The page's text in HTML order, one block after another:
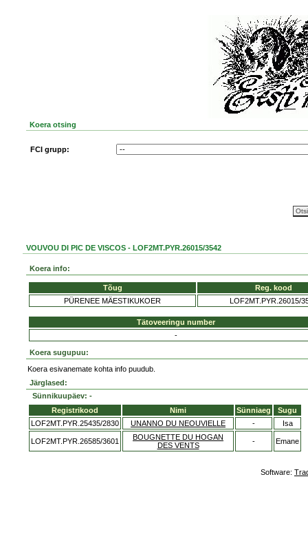
Koera otsing
FCI grupp:
VOUVOU DI PIC DE VISCOS - LOF2MT.PYR.26015/3542
Koera info:
Tõug
Reg. kood
PÜRENEE MÄESTIKUKOER
LOF2MT.PYR.26015/
Tätoveeringu number
-
Koera sugupuu:
Koera esivanemate kohta info puudub.
Järglased:
Sünnikuupäev: -
Registrikood
Nimi Sünniaeg
Sugu
LOF2MT.PYR.25435/2830
UNANNO DU NEOUVIELLE - Isa
LOF2MT.PYR.26585/3601
BOUGNETTE DU HOGAN
DES VENTS
- Emane
Software: